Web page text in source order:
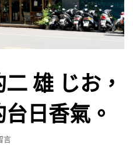
雄 じお，
日香氣。
言